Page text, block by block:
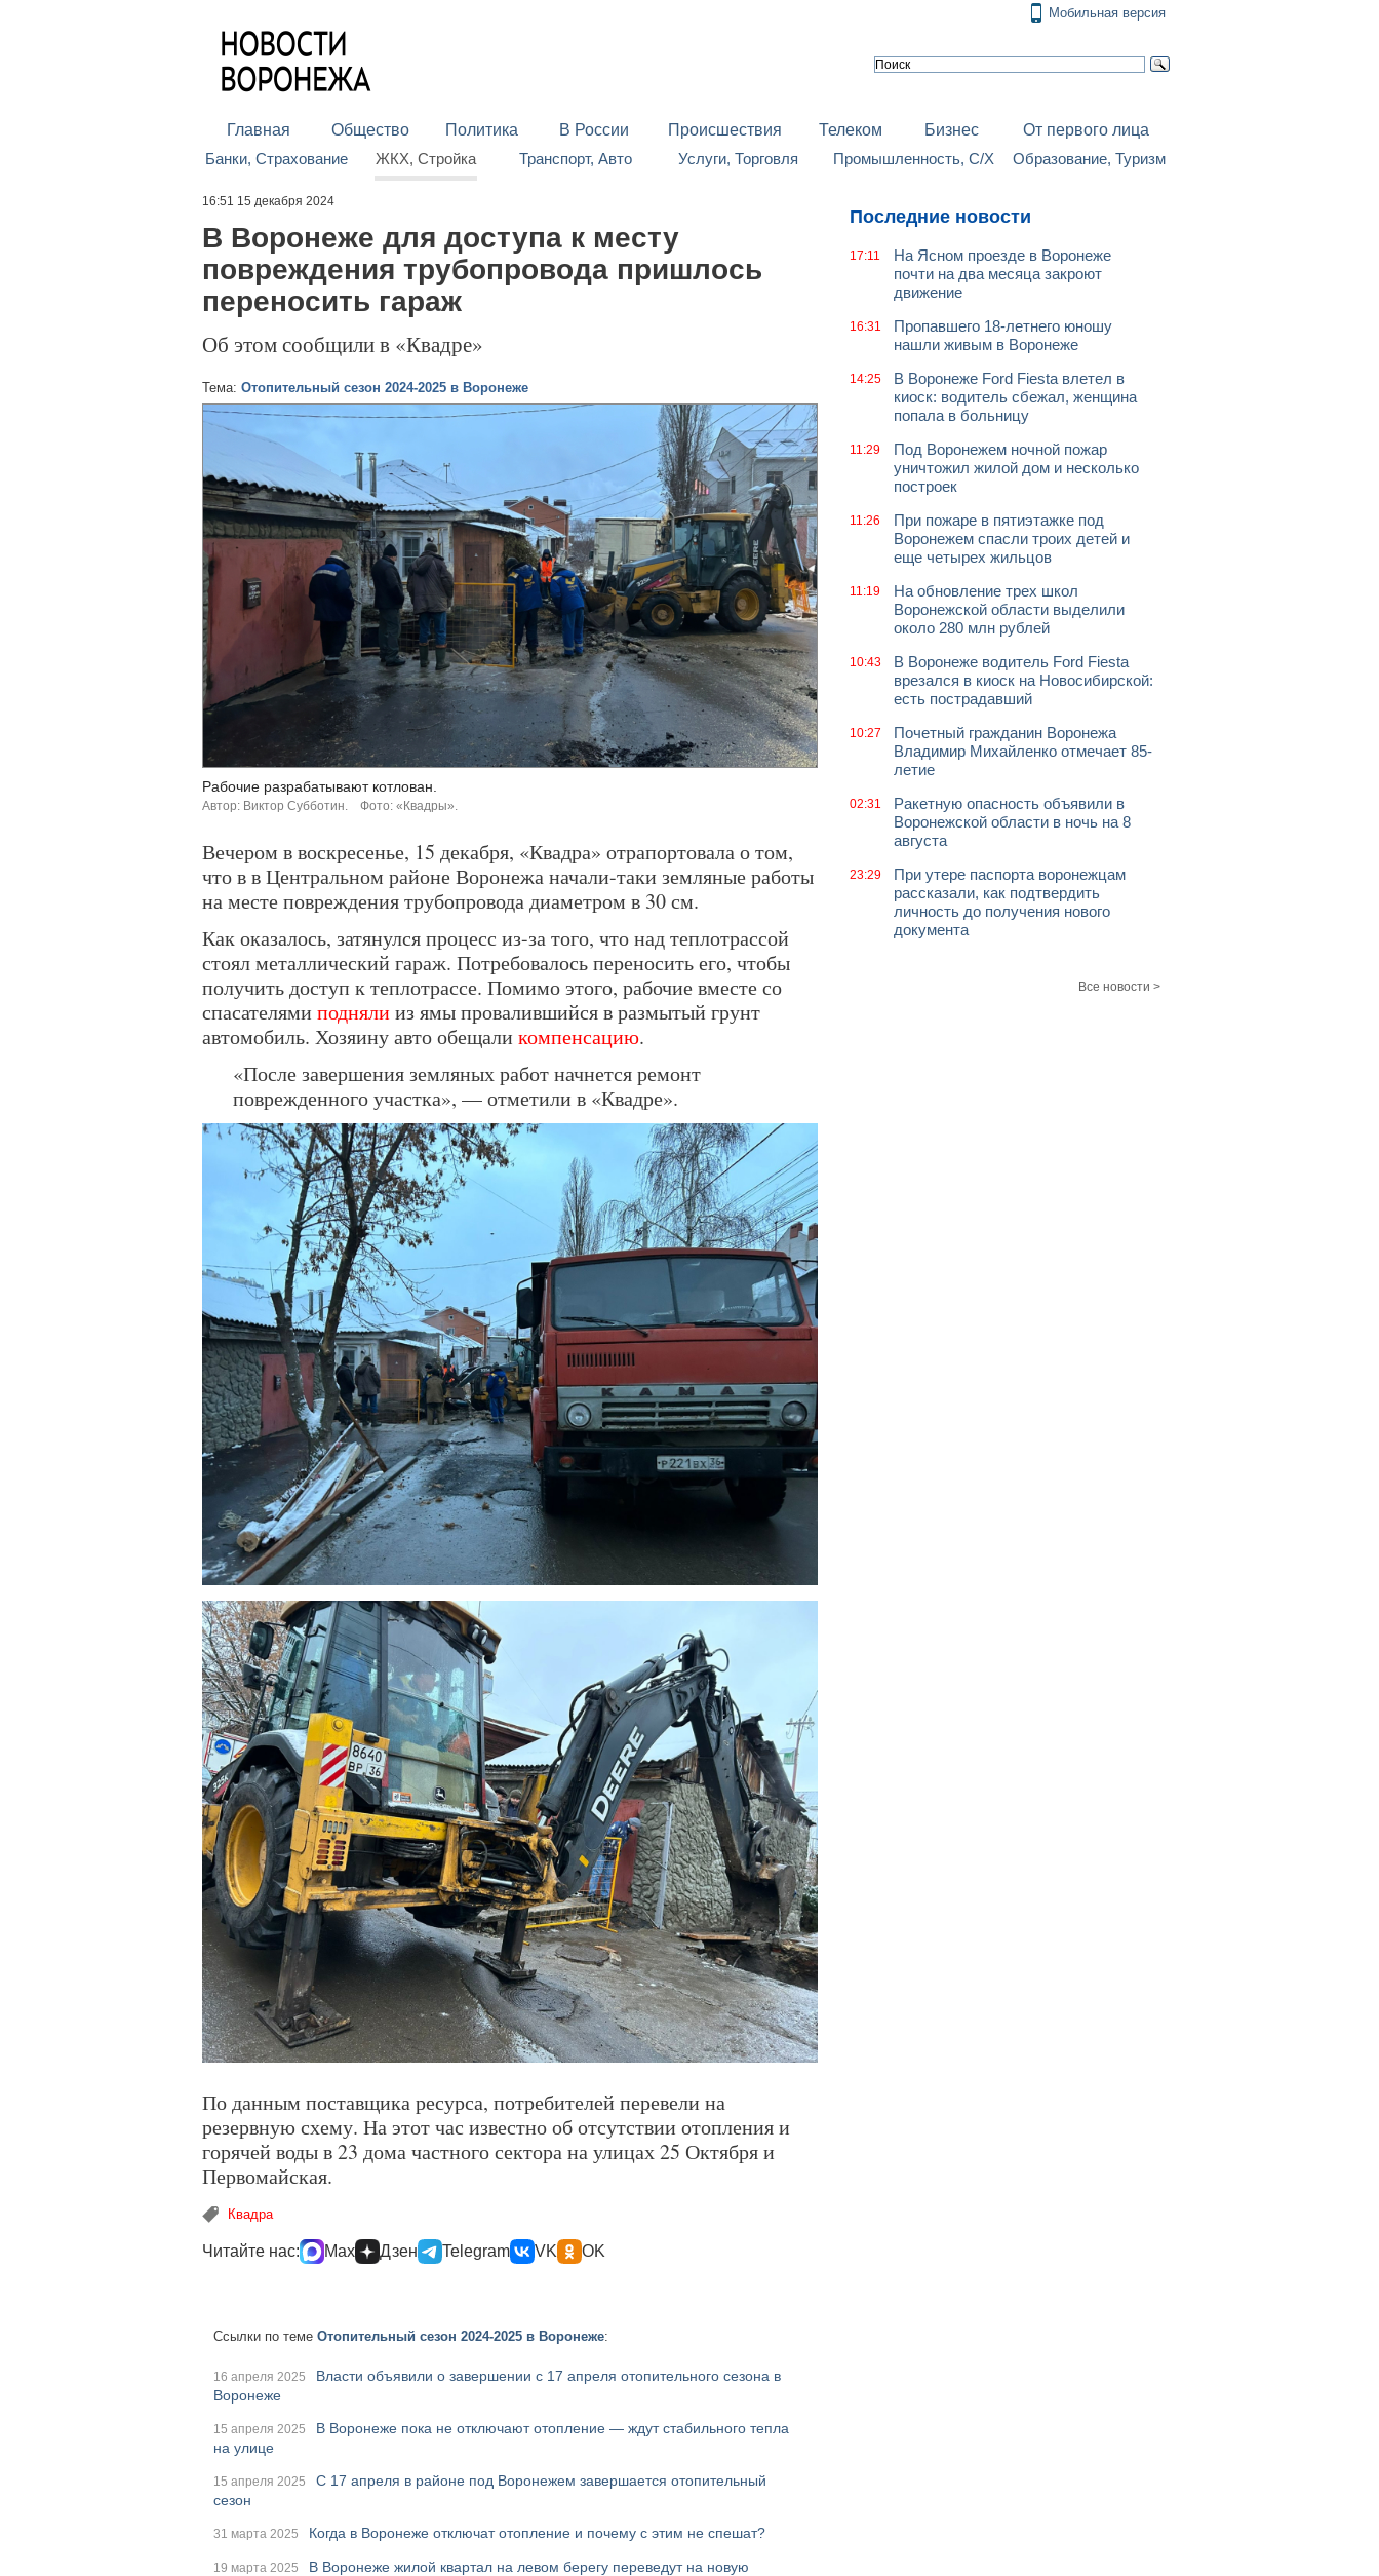
Мобильная версия
Главная Общество Политика В России Происшествия Телеком Бизнес
От первого лица
Банки, Страхование
ЖКХ, Стройка Транспорт, Авто Услуги, Торговля Промышленность, С/Х Образование, Туризм
16:51 15 декабря 2024
В Воронеже для доступа к месту
повреждения трубопровода пришлось
переносить гараж
Об этом сообщили в «Квадре»
Тема: Отопительный сезон 2024-2025 в Воронеже
Рабочие разрабатывают котлован.
Автор: Виктор Субботин. Фото: «Квадры».
Вечером в воскресенье, 15 декабря, «Квадра» отрапортовала о том,
что в в Центральном районе Воронежа начали-таки земляные работы
на месте повреждения трубопровода диаметром в 30 см.
Как оказалось, затянулся процесс из-за того, что над теплотрассой
стоял металлический гараж. Потребовалось переносить его, чтобы
получить доступ к теплотрассе. Помимо этого, рабочие вместе со
спасателями поднялииз ямы провалившийся в размытый грунт
автомобиль. Хозяину авто обещали компенсацию.
«После завершения земляных работ начнется ремонт
поврежденного участка», — отметили в «Квадре».
По данным поставщика ресурса, потребителей перевели на
резервную схему. На этот час известно об отсутствии отопления и
горячей воды в 23 дома частного сектора на улицах 25 Октября и
Первомайская.
Квадра
Читайте нас: Max Дзен Telegram VK OK
Ссылки по теме Отопительный сезон 2024-2025 в Воронеже:
16 апреля 2025
Власти объявили о завершении с 17 апреля отопительного сезона в
Воронеже
15 апреля 2025
В Воронеже пока не отключают отопление — ждут стабильного тепла
на улице
15 апреля 2025
С 17 апреля в районе под Воронежем завершается отопительный
сезон
31 марта 2025 Когда в Воронеже отключат отопление и почему с этим не спешат?
19 марта 2025
В Воронеже жилой квартал на левом берегу переведут на новую
Последние новости
17:11
На Ясном проезде в Воронеже
почти на два месяца закроют
движение
16:31
Пропавшего 18-летнего юношу
нашли живым в Воронеже
14:25
В Воронеже Ford Fiesta влетел в
киоск: водитель сбежал, женщина
попала в больницу
11:29
Под Воронежем ночной пожар
уничтожил жилой дом и несколько
построек
11:26
При пожаре в пятиэтажке под
Воронежем спасли троих детей и
еще четырех жильцов
11:19
На обновление трех школ
Воронежской области выделили
около 280 млн рублей
10:43
В Воронеже водитель Ford Fiesta
врезался в киоск на Новосибирской:
есть пострадавший
10:27
Почетный гражданин Воронежа
Владимир Михайленко отмечает 85-
летие
02:31
Ракетную опасность объявили в
Воронежской области в ночь на 8
августа
23:29
При утере паспорта воронежцам
рассказали, как подтвердить
личность до получения нового
документа
Все новости >